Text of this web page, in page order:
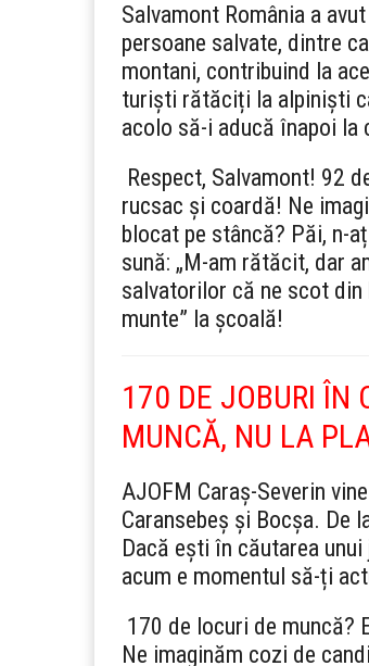
Salvamont România a
persoane salvate, dintre
montani, contribuind la
turiști rătăciți la alpiniști
acolo să-i aducă înapoi la
Respect, Salvamont! 92
rucsac și coardă! Ne
blocat pe stâncă? Păi, n-
sună: „M-am rătăcit, dar
salvatorilor că ne scot din
munte” la școală!
170 DE JOBURI ÎN
MUNCĂ, NU LA
AJOFM Caraș-Severin
Caransebeș și Bocșa. De
Dacă ești în căutarea
acum e momentul să-ți
170 de locuri de muncă?
Ne imaginăm cozi de